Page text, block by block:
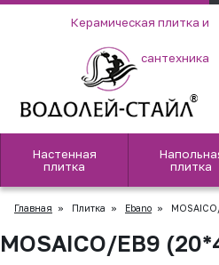
Керамическая плитка и
сантехника
Настенная
плитка
плитка
Главная » Плитка » Ebano »
MOSAICO/EB9